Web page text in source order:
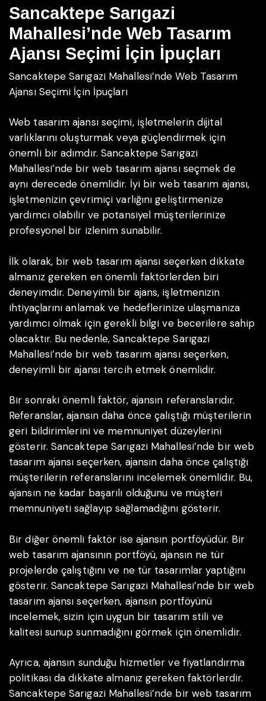
Sancaktepe Sarıgazi
Mahallesi’nde Web Tasarım
Ajansı Seçimi İçin İpuçları
Sancaktepe Sarıgazi Mahallesi’nde Web Tasarım
Ajansı Seçimi İçin İpuçları
Web tasarım ajansı seçimi, işletmelerin dijital
varlıklarını oluşturmak veya güçlendirmek için
önemli bir adımdır. Sancaktepe Sarıgazi
Mahallesi’nde bir web tasarım ajansı seçmek de
aynı derecede önemlidir. İyi bir web tasarım ajansı,
işletmenizin çevrimiçi varlığını geliştirmenize
yardımcı olabilir ve potansiyel müşterilerinize
profesyonel bir izlenim sunabilir.
İlk olarak, bir web tasarım ajansı seçerken dikkate
almanız gereken en önemli faktörlerden biri
deneyimdir. Deneyimli bir ajans, işletmenizin
ihtiyaçlarını anlamak ve hedeflerinize ulaşmanıza
yardımcı olmak için gerekli bilgi ve becerilere sahip
olacaktır. Bu nedenle, Sancaktepe Sarıgazi
Mahallesi’nde bir web tasarım ajansı seçerken,
deneyimli bir ajansı tercih etmek önemlidir.
Bir sonraki önemli faktör, ajansın referanslarıdır.
Referanslar, ajansın daha önce çalıştığı müşterilerin
geri bildirimlerini ve memnuniyet düzeylerini
gösterir. Sancaktepe Sarıgazi Mahallesi’nde bir web
tasarım ajansı seçerken, ajansın daha önce çalıştığı
müşterilerin referanslarını incelemek önemlidir. Bu,
ajansın ne kadar başarılı olduğunu ve müşteri
memnuniyeti sağlayıp sağlamadığını gösterir.
Bir diğer önemli faktör ise ajansın portföyüdür. Bir
web tasarım ajansının portföyü, ajansın ne tür
projelerde çalıştığını ve ne tür tasarımlar yaptığını
gösterir. Sancaktepe Sarıgazi Mahallesi’nde bir web
tasarım ajansı seçerken, ajansın portföyünü
incelemek, sizin için uygun bir tasarım stili ve
kalitesi sunup sunmadığını görmek için önemlidir.
Ayrıca, ajansın sunduğu hizmetler ve fiyatlandırma
politikası da dikkate almanız gereken faktörlerdir.
Sancaktepe Sarıgazi Mahallesi’nde bir web tasarım